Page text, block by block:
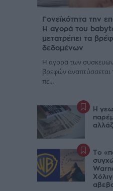
Γονεϊκότητα την
Η αγορά του
μετατρέπει τα
δεδομένων
Η αγορά των
βρεφών αναπτύσσεται
πε...
Η
Το